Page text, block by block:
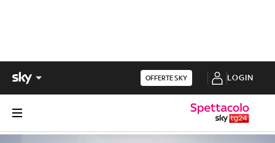
OFFERTE SKY LOGIN